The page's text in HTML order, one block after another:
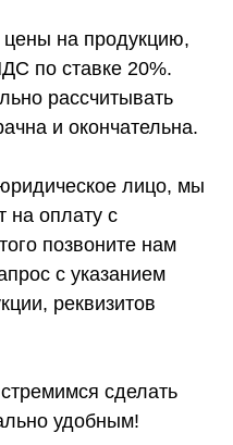
на продукцию,
по ставке 20%.
рассчитывать
и окончательна.
лицо, мы
на оплату с
позвоните нам
с указанием
реквизитов
сделать
удобным!